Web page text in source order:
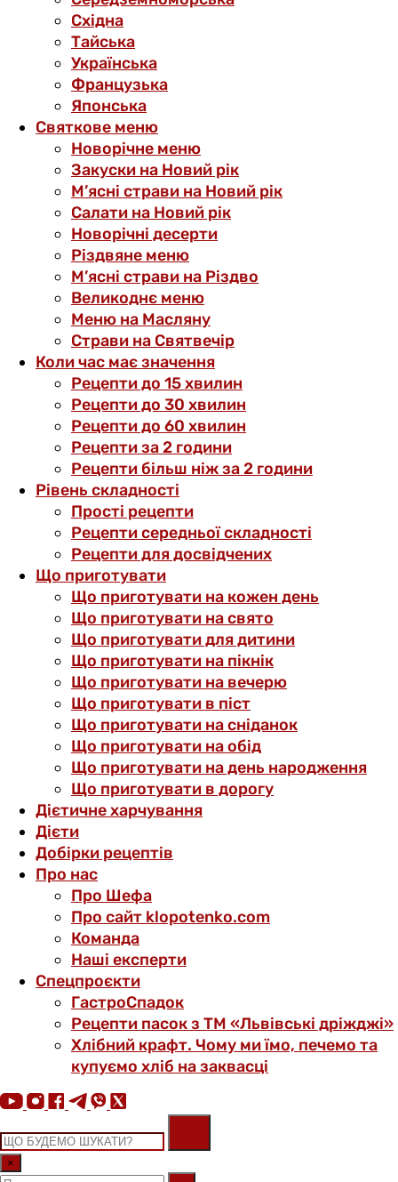
Східна
Тайська
Українська
Французька
Японська
Святкове меню
Новорічне меню
Закуски на Новий рік
М’ясні страви на Новий рік
Салати на Новий рік
Новорічні десерти
Різдвяне меню
М’ясні страви на Різдво
Великоднє меню
Меню на Масляну
Страви на Святвечір
Коли час має значення
Рецепти до 15 хвилин
Рецепти до 30 хвилин
Рецепти до 60 хвилин
Рецепти за 2 години
Рецепти більш ніж за 2 години
Рівень складності
Прості рецепти
Рецепти середньої складності
Рецепти для досвідчених
Що приготувати
Що приготувати на кожен день
Що приготувати на свято
Що приготувати для дитини
Що приготувати на пікнік
Що приготувати на вечерю
Що приготувати в піст
Що приготувати на сніданок
Що приготувати на обід
Що приготувати на день народження
Що приготувати в дорогу
Дієтичне харчування
Дієти
Добірки рецептів
Про нас
Про Шефа
Про сайт klopotenko.com
Команда
Наші експерти
Спецпроєкти
ГастроСпадок
Рецепти пасок з ТМ «Львівські дріжджі»
Хлібний крафт. Чому ми їмо, печемо та
купуємо хліб на заквасці
×